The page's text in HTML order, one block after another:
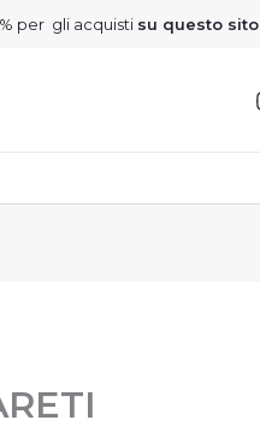
per gli acquisti su questo sito